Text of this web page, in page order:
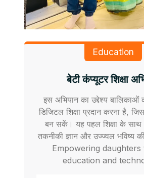
Education
बेटी कंप्यूटर शिक्षा
इस अभियान का उद्देश्य बालिकाओं
डिजिटल शिक्षा प्रदान करना है,
बन सकें। यह पहल शिक्षा के साथ
तकनीकी ज्ञान और उज्ज्वल भविष्य
Empowering
education and